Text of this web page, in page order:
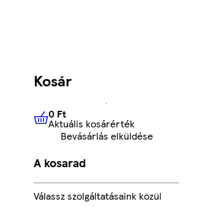
Kosár
0 FtAktuális kosárérték
0 Ft
Aktuális kosárérték
Bevásárlás elküldése
A kosarad
Válassz szolgáltatásaink közül